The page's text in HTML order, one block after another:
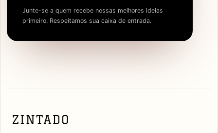
Junte-se a quem recebe nossas melhores ideias
primeiro. Respeitamos sua caixa de entrada.